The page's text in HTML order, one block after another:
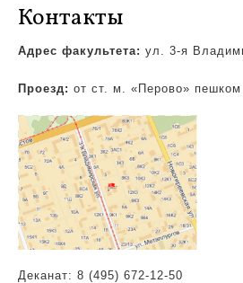
Контакты
Адрес факультета: ул. 3-я
Проезд: от ст. м. «Перово»
Деканат: 8 (495) 672-12-50